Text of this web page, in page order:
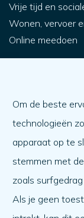
Om de beste
technologieën
apparaat op te
stemmen met
zoals
Als je geen
Vrije tijd en
Wonen, vervoer
Online meedoen
Wat er speelt
Agenda
Over ons
Over ons